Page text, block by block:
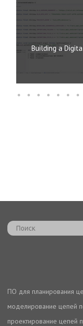
Building a
ПО для планирования
моделирование цепей
проектирование цепей